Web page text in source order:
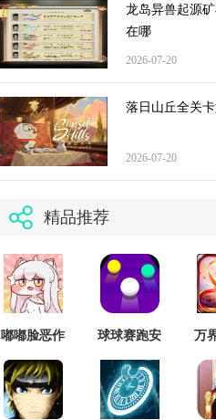
龙岛异兽起源
在哪
2026-07-20
落日山丘全关
2026-07-20
精品推荐
嘟嘟脸恶作
球球赛跑安
万